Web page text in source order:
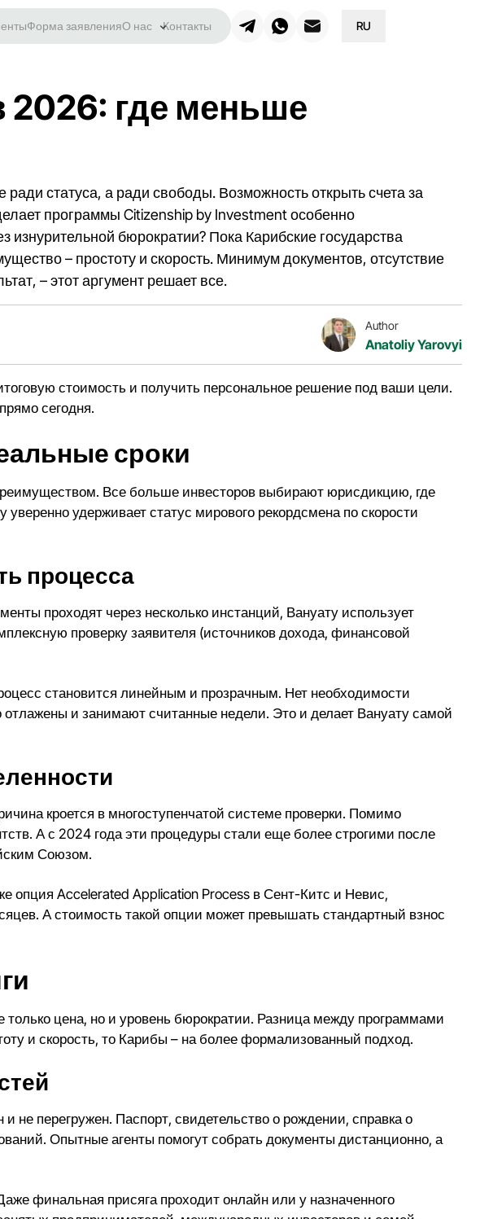
RU
Форма заявленияО нас Контакты
2026: где меньше
статуса, а ради свободы. Возможность открыть счета за
программы Citizenship by Investment особенно
изнурительной бюрократии? Пока Карибские государства
– простоту и скорость. Минимум документов, отсутствие
– этот аргумент решает все.
Author
Anatoliy Yarovyi
стоимость и получить персональное решение под ваши цели.
сегодня.
сроки
Все больше инвесторов выбирают юрисдикцию, где
удерживает статус мирового рекордсмена по скорости
процесса
проходят через несколько инстанций, Вануату использует
проверку заявителя (источников дохода, финансовой
становится линейным и прозрачным. Нет необходимости
и занимают считанные недели. Это и делает Вануату самой
кроется в многоступенчатой системе проверки. Помимо
А с 2024 года эти процедуры стали еще более строгими после
Союзом.
опция Accelerated Application Process в Сент-Китс и Невис,
А стоимость такой опции может превышать стандартный взнос
цена, но и уровень бюрократии. Разница между программами
и скорость, то Карибы – на более формализованный подход.
не перегружен. Паспорт, свидетельство о рождении, справка о
Опытные агенты помогут собрать документы дистанционно, а
финальная присяга проходит онлайн или у назначенного